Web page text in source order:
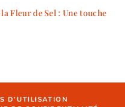
Fleur de Sel : Une touche
D’UTILISATION